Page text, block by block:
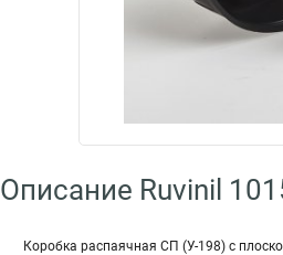
Описание Ruvinil
Коробка распаячная СП (У-198) с